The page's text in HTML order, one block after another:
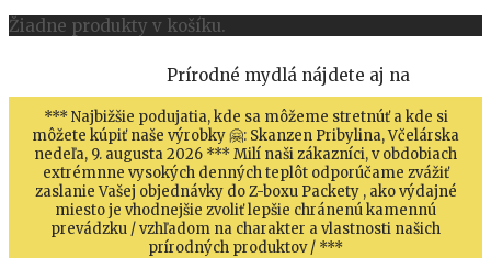
Žiadne produkty v košíku.
Prírodné mydlá nájdete aj na
*** Najbižšie podujatia, kde sa môžeme stretnúť a kde si
môžete kúpiť naše výrobky 🤗: Skanzen Pribylina, Včelárska
nedeľa, 9. augusta 2026 *** Milí naši zákazníci, v obdobiach
extrémnne vysokých denných teplôt odporúčame zvážiť
zaslanie Vašej objednávky do Z-boxu Packety , ako výdajné
miesto je vhodnejšie zvoliť lepšie chránenú kamennú
prevádzku / vzhľadom na charakter a vlastnosti našich
prírodných produktov / ***